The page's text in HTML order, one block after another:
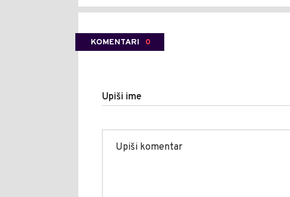
KOMENTARI 0
Upiši ime